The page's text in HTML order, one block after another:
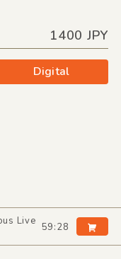
1400 JPY
Digital
Live 59:28